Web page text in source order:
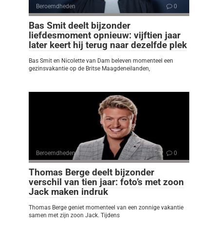
Beroemdheden 0
Bas Smit deelt bijzonder
liefdesmoment opnieuw: vijftien jaar
later keert hij terug naar dezelfde plek
Bas Smit en Nicolette van Dam beleven momenteel een
gezinsvakantie op de Britse Maagdeneilanden,
Beroemdheden 0
Thomas Berge deelt bijzonder
verschil van tien jaar: foto’s met zoon
Jack maken indruk
Thomas Berge geniet momenteel van een zonnige vakantie
samen met zijn zoon Jack. Tijdens